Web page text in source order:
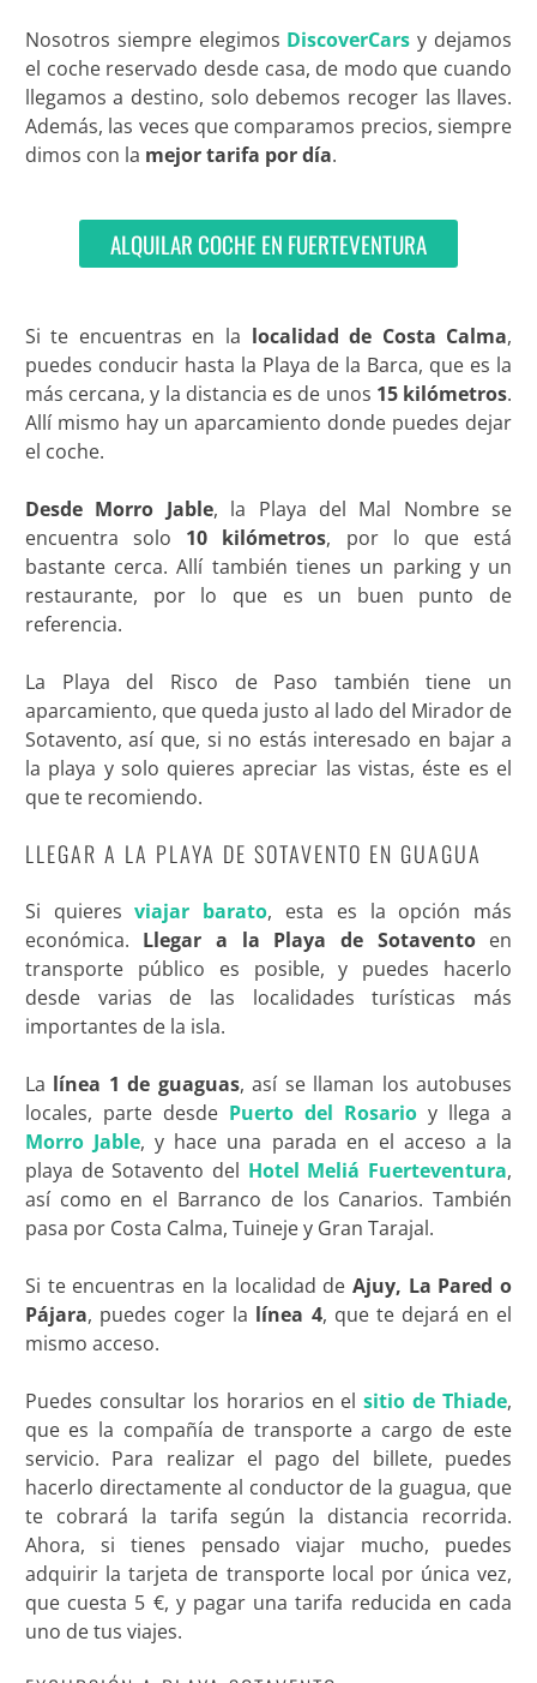
Nosotros siempre elegimos DiscoverCars y dejamos
el coche reservado desde casa, de modo que cuando
llegamos a destino, solo debemos recoger las llaves.
Además, las veces que comparamos precios, siempre
dimos con la mejor tarifa por día.
ALQUILAR COCHE EN FUERTEVENTURA
Si te encuentras en la localidad de Costa Calma,
puedes conducir hasta la Playa de la Barca, que es la
más cercana, y la distancia es de unos 15 kilómetros.
Allí mismo hay un aparcamiento donde puedes dejar
el coche.
Desde Morro Jable, la Playa del Mal Nombre se
encuentra solo 10 kilómetros, por lo que está
bastante cerca. Allí también tienes un parking y un
restaurante, por lo que es un buen punto de
referencia.
La Playa del Risco de Paso también tiene un
aparcamiento, que queda justo al lado del Mirador de
Sotavento, así que, si no estás interesado en bajar a
la playa y solo quieres apreciar las vistas, éste es el
que te recomiendo.
LLEGAR A LA PLAYA DE SOTAVENTO EN GUAGUA
Si quieresviajar barato, esta es la opción más
económica. Llegar a la Playa de Sotaventoen
transporte público es posible, y puedes hacerlo
desde varias de las localidades turísticas más
importantes de la isla.
La línea 1 de guaguas, así se llaman los autobuses
locales, parte desde Puerto del Rosario y llega a
Morro Jable, y hace una parada en el acceso a la
playa de Sotavento del Hotel Meliá Fuerteventura,
así como en el Barranco de los Canarios. También
pasa por Costa Calma, Tuineje y Gran Tarajal.
Si te encuentras en la localidad de Ajuy, La Pared o
Pájara, puedes coger la línea 4, que te dejará en el
mismo acceso.
Puedes consultar los horarios en elsitio de Thiade,
que es la compañía de transporte a cargo de este
servicio. Para realizar el pago del billete, puedes
hacerlo directamente al conductor de la guagua, que
te cobrará la tarifa según la distancia recorrida.
Ahora, si tienes pensado viajar mucho, puedes
adquirir la tarjeta de transporte local por única vez,
que cuesta 5 €, y pagar una tarifa reducida en cada
uno de tus viajes.